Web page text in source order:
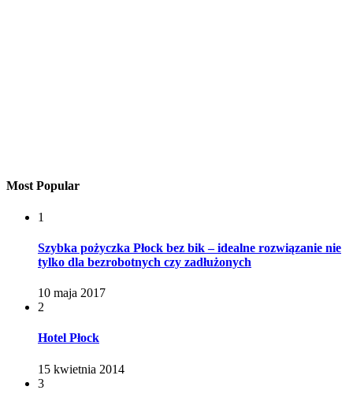
Most Popular
1
Szybka pożyczka Płock bez bik – idealne rozwiązanie nie
tylko dla bezrobotnych czy zadłużonych
10 maja 2017
2
Hotel Płock
15 kwietnia 2014
3